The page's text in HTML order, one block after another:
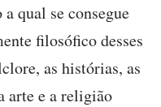
qual se consegue
filosófico desses
as histórias, as
arte e a religião